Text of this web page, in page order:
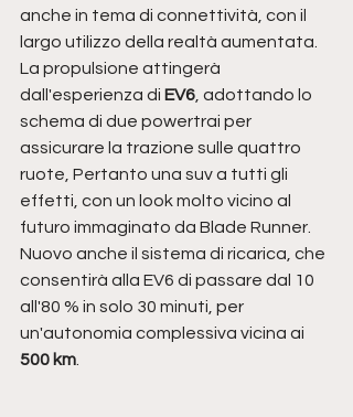
anche in tema di connettività, con il
largo utilizzo della realtà aumentata.
La propulsione attingerà
dall'esperienza di EV6 , adottando lo
schema di due powertrai per
assicurare la trazione sulle quattro
ruote, Pertanto una suv a tutti gli
effetti, con un look molto vicino al
futuro immaginato da Blade Runner.
Nuovo anche il sistema di ricarica, che
consentirà alla EV6 di passare dal 10
all'80 % in solo 30 minuti, per
un'autonomia complessiva vicina ai
500 km